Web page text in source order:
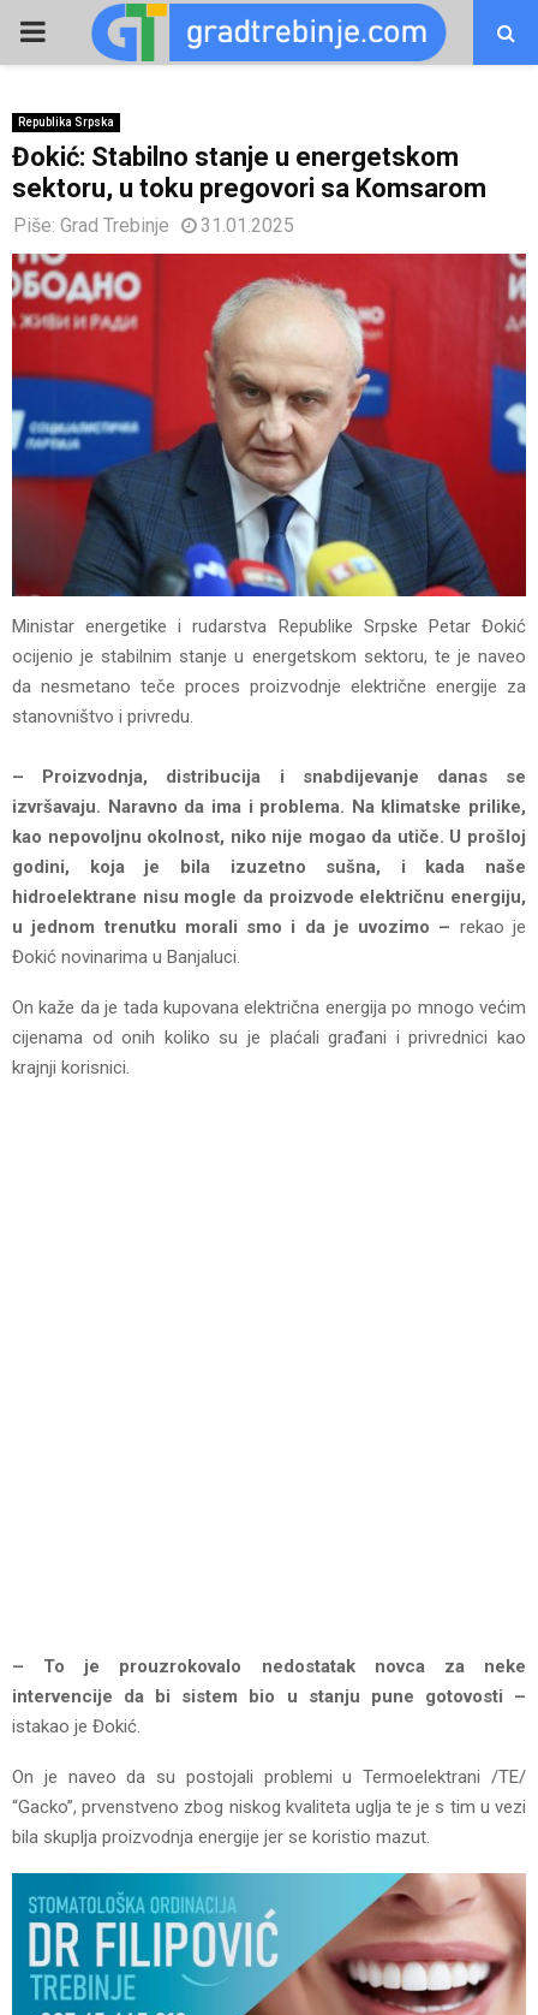
PRIMARY
Republika Srpska
Đokić: Stabilno stanje u energetskom
sektoru, u toku pregovori sa Komsarom
Piše: Grad Trebinje 31.01.2025
Ministar energetike i rudarstva Republike Srpske Petar Đokić
ocijenio je stabilnim stanje u energetskom sektoru, te je naveo
da nesmetano teče proces proizvodnje električne energije za
stanovništvo i privredu.
– Proizvodnja, distribucija i snabdijevanje danas se
izvršavaju. Naravno da ima i problema. Na klimatske prilike,
kao nepovoljnu okolnost, niko nije mogao da utiče. U prošloj
godini, koja je bila izuzetno sušna, i kada naše
hidroelektrane nisu mogle da proizvode električnu energiju,
u jednom trenutku morali smo i da je uvozimo – rekao je
Đokić novinarima u Banjaluci.
On kaže da je tada kupovana električna energija po mnogo većim
cijenama od onih koliko su je plaćali građani i privrednici kao
krajnji korisnici.
– To je prouzrokovalo nedostatak novca za neke
intervencije da bi sistem bio u stanju pune gotovosti –
istakao je Đokić.
On je naveo da su postojali problemi u Termoelektrani /TE/
“Gacko”, prvenstveno zbog niskog kvaliteta uglja te je s tim u vezi
bila skuplja proizvodnja energije jer se koristio mazut.